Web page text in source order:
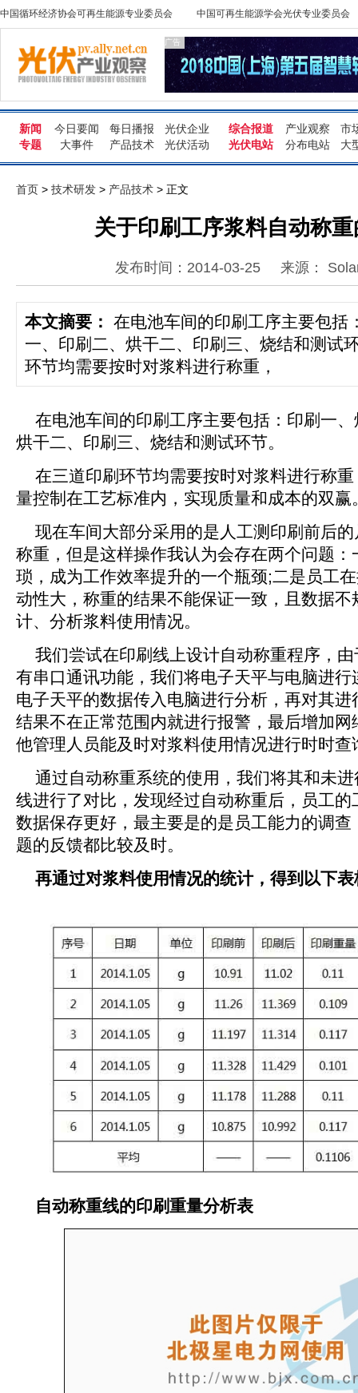
中国循环经济协会可再生能源专业委员会 中国可再生能源学会光伏专业委员会
广告
新闻 今日要闻 每日播报 光伏企业 综合报道 产业观察
市
专题
大事件 产品技术 光伏活动 光伏电站 分布电站 大
首页 > 技术研发 > 产品技术 > 正文
关于印刷工序浆料自动称
发布时间：2014-03-25 来源：
本文摘要：
在电池车间的印刷工序主要包括
一、印刷二、烘干二、印刷三、烧结和测试
环节均需要按时对浆料进行称重，
在电池车间的印刷工序主要包括：印刷一、
烘干二、印刷三、烧结和测试环节。
在三道印刷环节均需要按时对浆料进行称重
量控制在工艺标准内，实现质量和成本的双赢
现在车间大部分采用的是人工测印刷前后的
称重，但是这样操作我认为会存在两个问题：
琐，成为工作效率提升的一个瓶颈;二是员工
动性大，称重的结果不能保证一致，且数据不
计、分析浆料使用情况。
我们尝试在印刷线上设计自动称重程序，由
有串口通讯功能，我们将电子天平与电脑进行
电子天平的数据传入电脑进行分析，再对其
结果不在正常范围内就进行报警，最后增加网
他管理人员能及时对浆料使用情况进行时时查
通过自动称重系统的使用，我们将其和未进
线进行了对比，发现经过自动称重后，员工的
数据保存更好，最主要是的是员工能力的调查
题的反馈都比较及时。
再通过对浆料使用情况的统计，得到以下表
自动称重线的印刷重量分析表